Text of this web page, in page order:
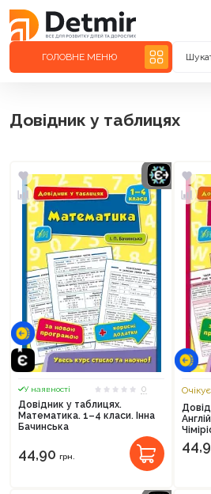
ГОЛОВНЕ МЕНЮ
Довідник у таблицях
У наявності
0
Довідник у таблицях.
Математика. 1–4 класи. Інна
Бачинська
44,90 грн.